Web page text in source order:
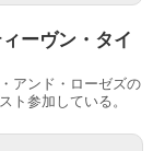
ーヴン・タイ
アンド・ローゼズの
ト参加している。